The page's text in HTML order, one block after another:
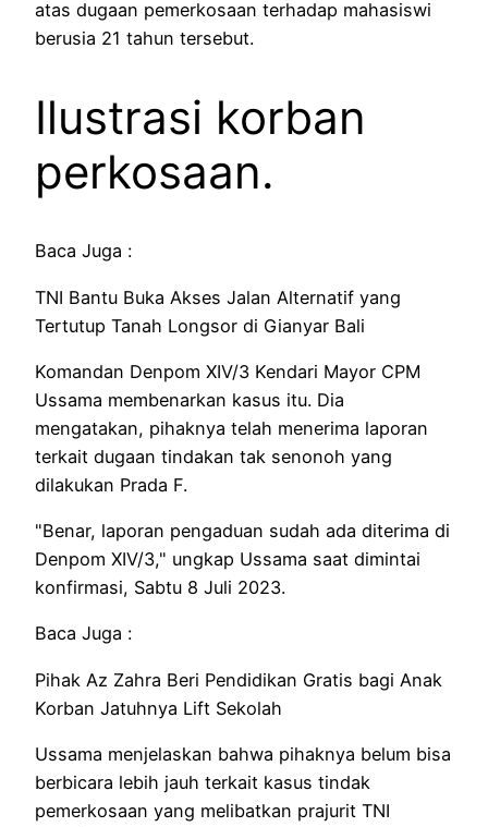
atas dugaan pemerkosaan terhadap mahasiswi
berusia 21 tahun tersebut.
Ilustrasi korban
perkosaan.
Baca Juga :
TNI Bantu Buka Akses Jalan Alternatif yang
Tertutup Tanah Longsor di Gianyar Bali
Komandan Denpom XIV/3 Kendari Mayor CPM
Ussama membenarkan kasus itu. Dia
mengatakan, pihaknya telah menerima laporan
terkait dugaan tindakan tak senonoh yang
dilakukan Prada F.
"Benar, laporan pengaduan sudah ada diterima di
Denpom XIV/3," ungkap Ussama saat dimintai
konfirmasi, Sabtu 8 Juli 2023.
Baca Juga :
Pihak Az Zahra Beri Pendidikan Gratis bagi Anak
Korban Jatuhnya Lift Sekolah
Ussama menjelaskan bahwa pihaknya belum bisa
berbicara lebih jauh terkait kasus tindak
pemerkosaan yang melibatkan prajurit TNI